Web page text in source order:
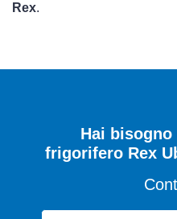
Rex.
Hai
frigorifero Rex